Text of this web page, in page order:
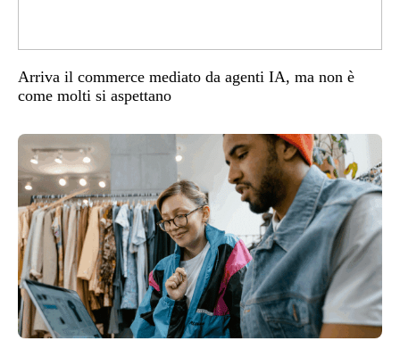
Arriva il commerce mediato da agenti IA, ma non è
come molti si aspettano